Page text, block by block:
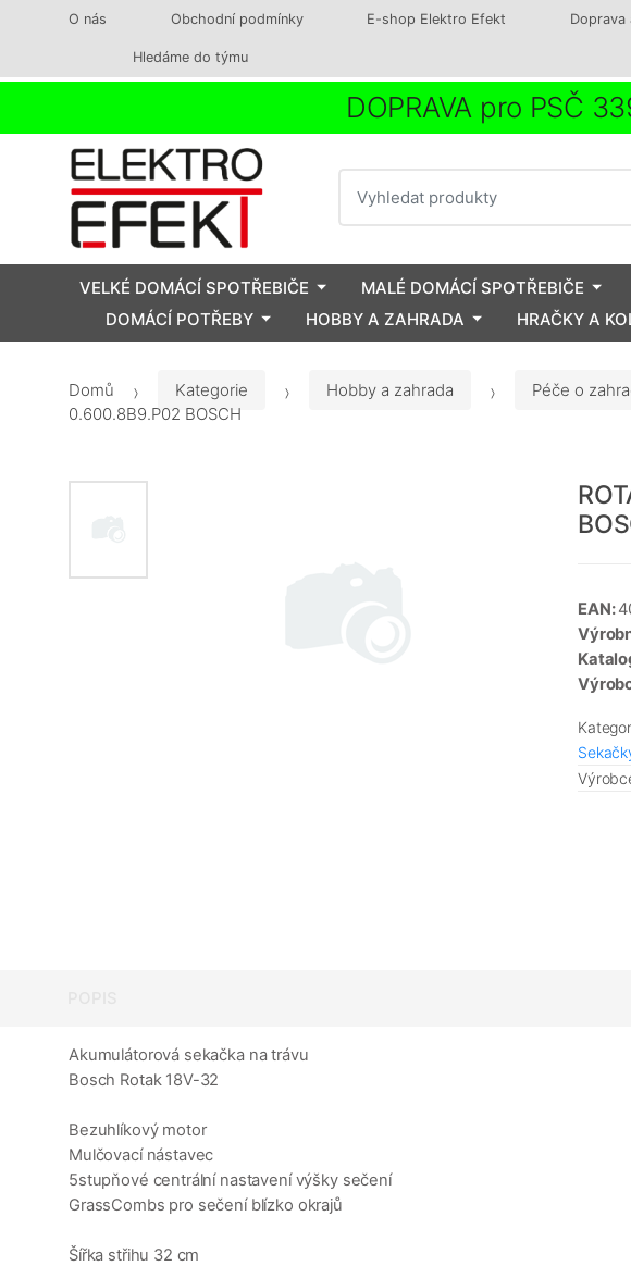
O nás Obchodní podmínky E-shop Elektro Efekt
Hledáme do týmu
DOPRAVA pro PSČ
VELKÉ DOMÁCÍ SPOTŘEBIČE MALÉ DOMÁCÍ SPOTŘEBIČE
DOMÁCÍ POTŘEBY
HOBBY A ZAHRADA HRAČKY A
Domů Kategorie Hobby a zahrada Péče o
0.600.8B9.P02 BOSCH
EAN:
Akumulátorová sekačka na trávu
Bosch Rotak 18V-32
Bezuhlíkový motor
Mulčovací nástavec
5stupňové centrální nastavení výšky sečení
GrassCombs pro sečení blízko okrajů
Šířka střihu 32 cm